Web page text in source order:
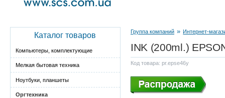
Каталог товаров
Компьютеры, комплектующие
Мелкая бытовая техника
Ноутбуки, планшеты
Оргтехника
Группа компаний » Интернет-
INK (200ml.)
Код товара: pr.epse46y